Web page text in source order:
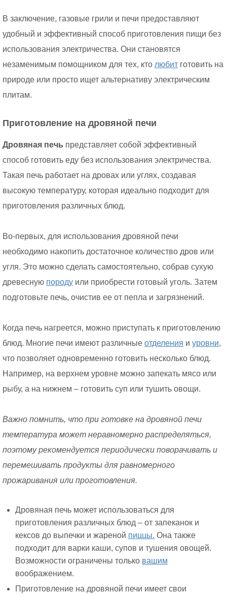
В заключение, газовые грили и печи предоставляют
удобный и эффективный способ приготовления пищи без
использования электричества. Они становятся
незаменимым помощником для тех, кто любит готовить на
природе или просто ищет альтернативу электрическим
плитам.
Приготовление на дровяной печи
Дровяная печь представляет собой эффективный
способ готовить еду без использования электричества.
Такая печь работает на дровах или углях, создавая
высокую температуру, которая идеально подходит для
приготовления различных блюд.
Во-первых, для использования дровяной печи
необходимо накопить достаточное количество дров или
угля. Это можно сделать самостоятельно, собрав сухую
древесную породу или приобрести готовый уголь. Затем
подготовьте печь, очистив ее от пепла и загрязнений.
Когда печь нагреется, можно приступать к приготовлению
блюд. Многие печи имеют различные отделения и уровни,
что позволяет одновременно готовить несколько блюд.
Например, на верхнем уровне можно запекать мясо или
рыбу, а на нижнем – готовить суп или тушить овощи.
Важно помнить, что при готовке на дровяной печи
температура может неравномерно распределяться,
поэтому рекомендуется периодически поворачивать и
перемешивать продукты для равномерного
прожаривания или проготовления.
Дровяная печь может использоваться для
приготовления различных блюд – от запеканок и
кексов до выпечки и жареной пиццы. Она также
подходит для варки каши, супов и тушения овощей.
Возможности ограничены только вашим
воображением.
Приготовление на дровяной печи имеет свои